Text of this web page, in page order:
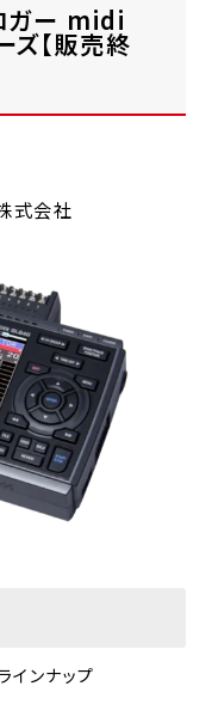
ガー midi
【販売終
式会社
インナップ